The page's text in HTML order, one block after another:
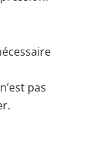
pas